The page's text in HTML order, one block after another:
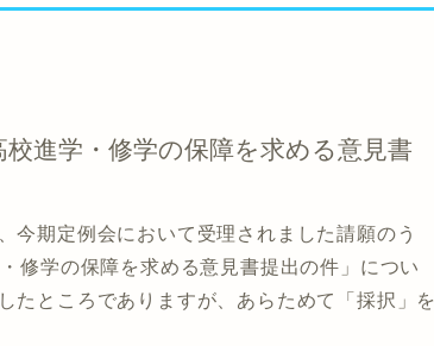
進学・修学の保障を求める意見書
期定例会において受理されました請願のう
修学の保障を求める意見書提出の件」につい
たところでありますが、あらためて「採択」を